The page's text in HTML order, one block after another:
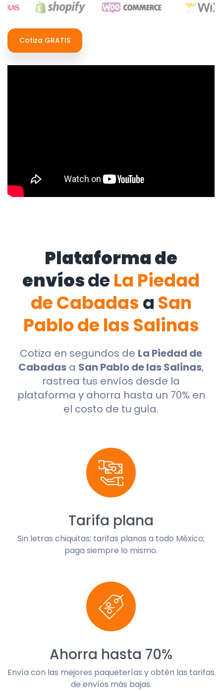
Cotiza GRATIS
Plataforma de
envíosde La Piedad
de Cabadas a San
Pablo de las Salinas
Cotiza en segundos de La Piedad de
Cabadas a San Pablo de las Salinas,
rastrea tus envíos desde la
plataforma y ahorra hasta un 70% en
el costo de tu guía.
Tarifa plana
Sin letras chiquitas; tarifas planas a todo México;
paga siempre lo mismo.
Ahorra hasta 70%
Envía con las mejores paqueterías y obtén las tarifas
de envíos más bajas.